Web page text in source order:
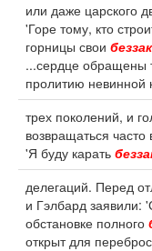
или даже царского
'Горе тому, кто
горницы свои
...сердце обращены
пролитию невинной
трех поколений, и
возвращаться часто
'Я буду карать
делегаций. Перед
и Гэлбард заявили:
обстановке полного
открыт для